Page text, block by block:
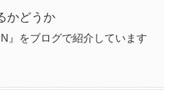
かどうか
』をブログで紹介しています